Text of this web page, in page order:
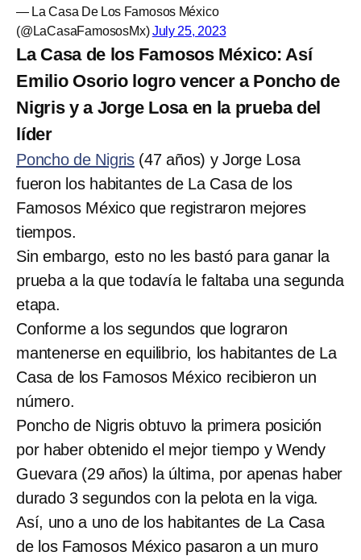
— La Casa De Los Famosos México
(@LaCasaFamososMx)July 25, 2023
La Casa de los Famosos México: Así
Emilio Osorio logro vencer a Poncho de
Nigris y a Jorge Losa en la prueba del
líder
Poncho de Nigris (47 años) y Jorge Losa
fueron los habitantes de La Casa de los
Famosos México que registraron mejores
tiempos.
Sin embargo, esto no les bastó para ganar la
prueba a la que todavía le faltaba una segunda
etapa.
Conforme a los segundos que lograron
mantenerse en equilibrio, los habitantes de La
Casa de los Famosos México recibieron un
número.
Poncho de Nigris obtuvo la primera posición
por haber obtenido el mejor tiempo y Wendy
Guevara (29 años) la última, por apenas haber
durado 3 segundos con la pelota en la viga.
Así, uno a uno de los habitantes de La Casa
de los Famosos México pasaron a un muro